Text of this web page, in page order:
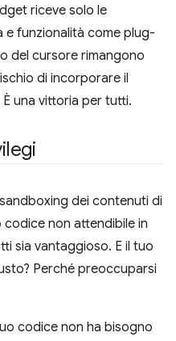
riceve solo le
e funzionalità come plug-
del cursore rimangono
di incorporare il
una vittoria per tutti.
dei contenuti di
non attendibile in
sia vantaggioso. E il tuo
Perché preoccuparsi
codice non ha bisogno